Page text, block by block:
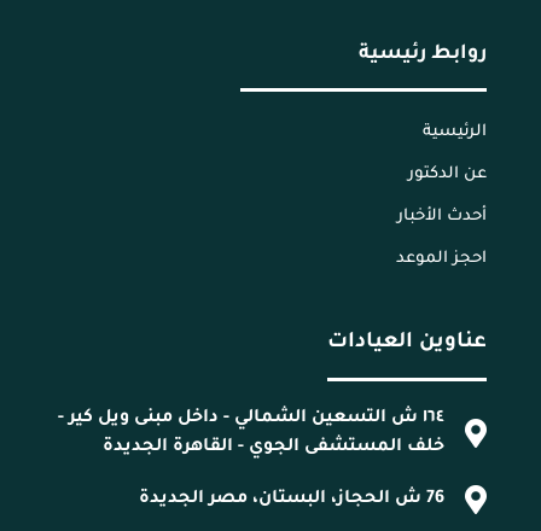
روابط رئيسية
الرئيسية
عن الدكتور
أحدث الأخبار
احجز الموعد
عناوين العيادات
١٦٤ ش التسعين الشمالي - داخل مبنى ويل كير -
خلف المستشفى الجوي - القاهرة الجديدة
76 ش الحجاز، البستان، مصر الجديدة